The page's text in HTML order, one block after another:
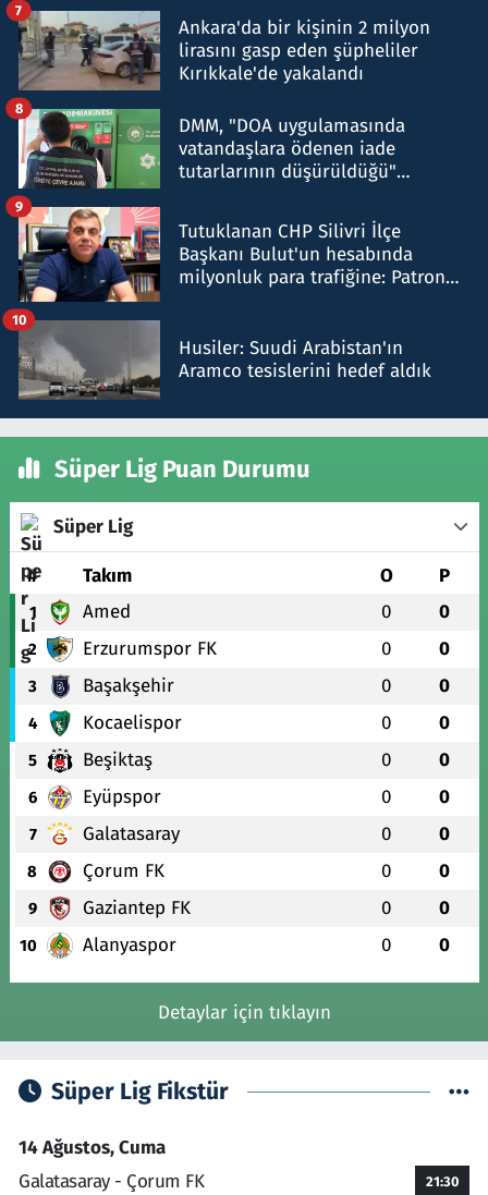
Ankara'da bir kişinin 2 milyon
lirasını gasp eden şüpheliler
Kırıkkale'de yakalandı
7
DMM, "DOA uygulamasında
vatandaşlara ödenen iade
tutarlarının düşürüldüğü"
8
Tutuklanan CHP Silivri İlçe
Başkanı Bulut'un hesabında
milyonluk para trafiğine: Patron
9
Husiler: Suudi Arabistan'ın
Aramco tesislerini hedef aldık
10
Süper Lig Puan Durumu
Süper Lig
# Takım O P
1 Amed 0 0
2 Erzurumspor FK 0 0
3 Başakşehir 0 0
4 Kocaelispor 0 0
5 Beşiktaş 0 0
6 Eyüpspor 0 0
7 Galatasaray 0 0
8 Çorum FK 0 0
9 Gaziantep FK 0 0
10 Alanyaspor 0 0
Detaylar için tıklayın
Süper Lig Fikstür
14 Ağustos, Cuma
Galatasaray - Çorum FK
21:30